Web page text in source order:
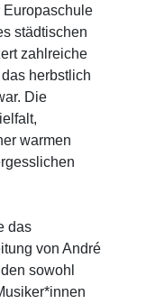
Europaschule
städtischen
zahlreiche
herbstlich
Die
warmen
das
von André
sowohl